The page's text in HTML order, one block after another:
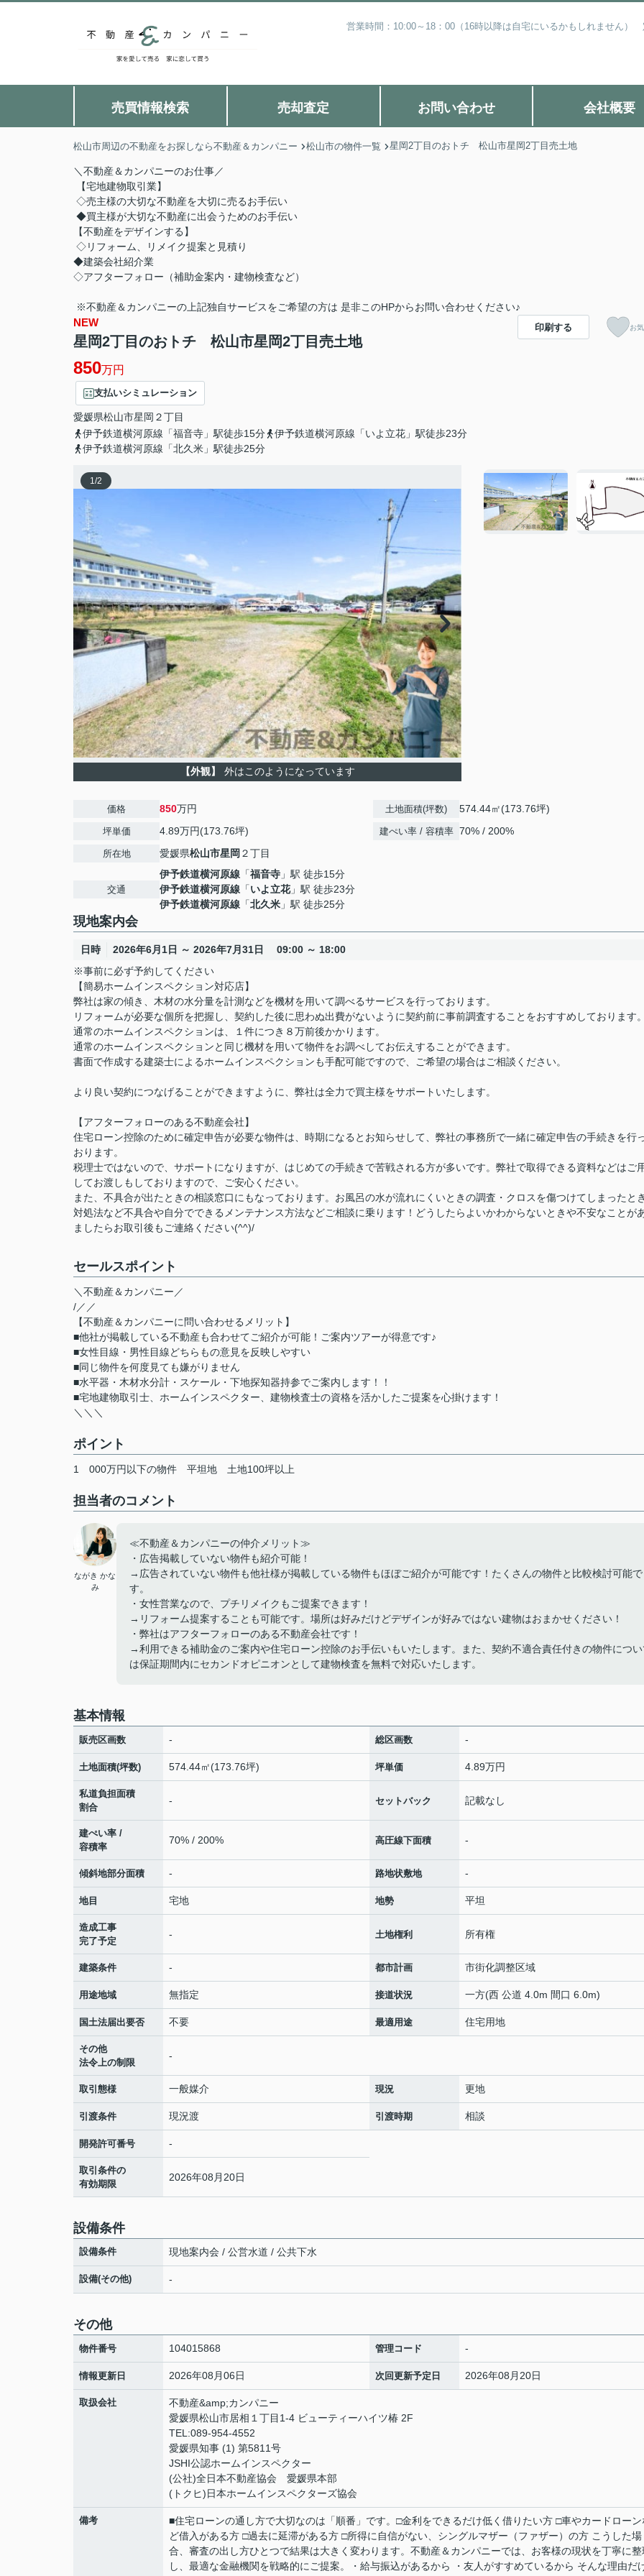
営業時間：10:00～18：00（16時以降は自宅にいるかもしれません）
売買情報検索 売却査定 お問い合わせ 会社概要
松山市周辺の不動産をお探しなら不動産＆カンパニー 松山市の物件一覧 星岡2丁目のおトチ 松山市星岡2丁目売土地
＼不動産＆カンパニーのお仕事／
【宅地建物取引業】
◇売主様の大切な不動産を大切に売るお手伝い
◆買主様が大切な不動産に出会うためのお手伝い
【不動産をデザインする】
◇リフォーム、リメイク提案と見積り
◆建築会社紹介業
◇アフターフォロー（補助金案内・建物検査など）
※不動産＆カンパニーの上記独自サービスをご希望の方は 是非このHPからお問い合わせください♪
NEW
星岡2丁目のおトチ 松山市星岡2丁目売土地
850万円
支払いシミュレーション
愛媛県松山市星岡 ２丁目
伊予鉄道横河原線「福音寺」駅徒歩15分
伊予鉄道横河原線「いよ立花」駅徒歩23分
伊予鉄道横河原線「北久米」駅徒歩25分
印刷する お
1/2
【外観】 外はこのようになっています
価格 850万円
坪単価 4.89万円(173.76坪)
所在地 愛媛県松山市星岡 ２丁目
交通
伊予鉄道横河原線 「福音寺 」駅 徒歩15分
伊予鉄道横河原線 「いよ立花」駅 徒歩23分
伊予鉄道横河原線 「北久米 」駅 徒歩25分
土地面積(坪数) 574.44㎡(173.76坪)
建ぺい率 / 容積率 70% / 200%
現地案内会
日時
2026年6月1日 ～ 2026年7月31日 09:00 ～ 18:00
※事前に必ず予約してください
【簡易ホームインスペクション対応店】
弊社は家の傾き、木材の水分量を計測などを機材を用いて調べるサービスを行っております。
リフォームが必要な個所を把握し、契約した後に思わぬ出費がないように契約前に事前調査することをおすすめしております
通常のホームインスペクションは、１件につき８万前後かかります。
通常のホームインスペクションと同じ機材を用いて物件をお調べしてお伝えすることができます。
書面で作成する建築士によるホームインスペクションも手配可能ですので、ご希望の場合はご相談ください。
より良い契約につなげることができますように、弊社は全力で買主様をサポートいたします。
【アフターフォローのある不動産会社】
住宅ローン控除のために確定申告が必要な物件は、時期になるとお知らせして、弊社の事務所で一緒に確定申告の手続きを行
おります。
税理士ではないので、サポートになりますが、はじめての手続きで苦戦される方が多いです。弊社で取得できる資料などはご
してお渡しもしておりますので、ご安心ください。
また、不具合が出たときの相談窓口にもなっております。お風呂の水が流れにくいときの調査・クロスを傷つけてしまったと
対処法など不具合や自分でできるメンテナンス方法などご相談に乗ります！どうしたらよいかわからないときや不安なことが
ましたらお取引後もご連絡ください(^^)/
セールスポイント
＼不動産＆カンパニー／
/／／
【不動産＆カンパニーに問い合わせるメリット】
■他社が掲載している不動産も合わせてご紹介が可能！ご案内ツアーが得意です♪
■女性目線・男性目線どちらもの意見を反映しやすい
■同じ物件を何度見ても嫌がりません
■水平器・木材水分計・スケール・下地探知器持参でご案内します！！
■宅地建物取引士、ホームインスペクター、建物検査士の資格を活かしたご提案を心掛けます！
＼＼＼
ポイント
1 000万円以下の物件 平坦地 土地100坪以上
担当者のコメント
ながき かな
み
≪不動産＆カンパニーの仲介メリット≫
・広告掲載していない物件も紹介可能！
→広告されていない物件も他社様が掲載している物件もほぼご紹介が可能です！たくさんの物件と比較検討可能で
す。
・女性営業なので、プチリメイクもご提案できます！
→リフォーム提案することも可能です。場所は好みだけどデザインが好みではない建物はおまかせください！
・弊社はアフターフォローのある不動産会社です！
→利用できる補助金のご案内や住宅ローン控除のお手伝いもいたします。また、契約不適合責任付きの物件につ
は保証期間内にセカンドオピニオンとして建物検査を無料で対応いたします。
基本情報
販売区画数 - 総区画数 -
土地面積(坪数) 574.44㎡(173.76坪) 坪単価 4.89万円
私道負担面積
割合
- セットバック 記載なし
建ぺい率 /
容積率
70% / 200% 高圧線下面積 -
傾斜地部分面積 - 路地状敷地 -
地目 宅地 地勢 平坦
造成工事
完了予定
- 土地権利 所有権
建築条件 - 都市計画 市街化調整区域
用途地域 無指定 接道状況 一方(西 公道 4.0m 間口 6.0m)
国土法届出要否 不要 最適用途 住宅用地
その他
法令上の制限
-
取引態様 一般媒介 現況 更地
引渡条件 現況渡 引渡時期 相談
開発許可番号 -
取引条件の
有効期限
2026年08月20日
設備条件
設備条件 現地案内会 / 公営水道 / 公共下水
設備(その他) -
その他
物件番号 104015868 管理コード -
情報更新日 2026年08月06日 次回更新予定日 2026年08月20日
取扱会社
不動産&amp;カンパニー
愛媛県松山市居相１丁目1-4 ビューティーハイツ椿 2F
TEL:089-954-4552
愛媛県知事 (1) 第5811号
JSHI公認ホームインスペクター
(公社)全日本不動産協会 愛媛県本部
(トクヒ)日本ホームインスペクターズ協会
備考
■住宅ローンの通し方で大切なのは「順番」です。□金利をできるだけ低く借りたい方 □車やカードローン
ど借入がある方 □過去に延滞がある方 □所得に自信がない、シングルマザー（ファザー）の方 こうした場
合、審査の出し方ひとつで結果は大きく変わります。不動産＆カンパニーでは、お客様の現状を丁寧に整
し、最適な金融機関を戦略的にご提案。・給与振込があるから ・友人がすすめているから そんな理由だ